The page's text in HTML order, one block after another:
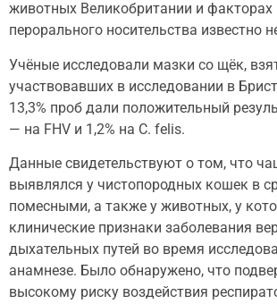
животных Великобритании и факторах
перорального носительства известно
Учёные исследовали мазки со щёк,
участвовавших в исследовании в
13,3% проб дали положительный
— на FHV и 1,2% на C. felis.
Данные свидетельствуют о том, что
выявлялся у чистопородных кошек в
помесными, а также у животных, у
клинические признаки заболевания
дыхательных путей во время
анамнезе. Было обнаружено, что
высокому риску воздействия